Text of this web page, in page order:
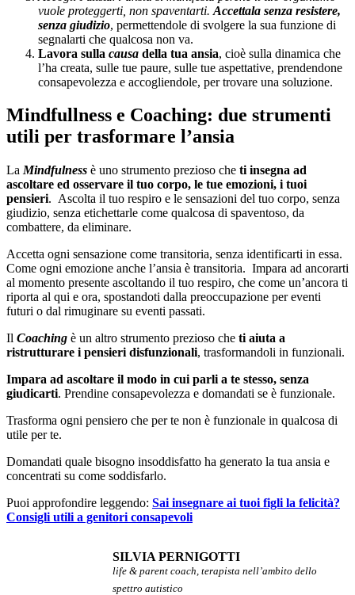
vuole proteggerti, non spaventarti. Accettala senza resistere,
senza giudizio, permettendole di svolgere la sua funzione di
segnalarti che qualcosa non va.
Lavora sulla causa della tua ansia, cioè sulla dinamica che
l’ha creata, sulle tue paure, sulle tue aspettative, prendendone
consapevolezza e accogliendole, per trovare una soluzione.
Mindfullness e Coaching: due strumenti
utili per trasformare l’ansia
La Mindfulness è uno strumento prezioso che ti insegna ad
ascoltare ed osservare il tuo corpo, le tue emozioni, i tuoi
pensieri. Ascolta il tuo respiro e le sensazioni del tuo corpo, senza
giudizio, senza etichettarle come qualcosa di spaventoso, da
combattere, da eliminare.
Accetta ogni sensazione come transitoria, senza identificarti in essa.
Come ogni emozione anche l’ansia è transitoria. Impara ad ancorarti
al momento presente ascoltando il tuo respiro, che come un’ancora ti
riporta al qui e ora, spostandoti dalla preoccupazione per eventi
futuri o dal rimuginare su eventi passati.
Il Coaching è un altro strumento prezioso che ti aiuta a
ristrutturare i pensieri disfunzionali, trasformandoli in funzionali.
Impara ad ascoltare il modo in cui parli a te stesso, senza
giudicarti. Prendine consapevolezza e domandati se è funzionale.
Trasforma ogni pensiero che per te non è funzionale in qualcosa di
utile per te.
Domandati quale bisogno insoddisfatto ha generato la tua ansia e
concentrati su come soddisfarlo.
Puoi approfondire leggendo: Sai insegnare ai tuoi figli la felicità?
Consigli utili a genitori consapevoli
SILVIA PERNIGOTTI
life & parent coach, terapista nell’ambito dello
spettro autistico